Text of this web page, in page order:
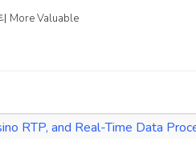
More Valuable